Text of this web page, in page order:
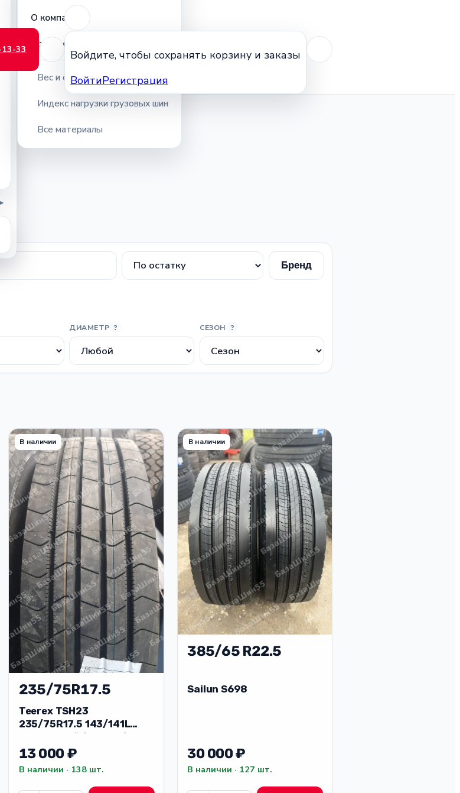
О компании
Полезное
Вес и объём грузовых шин
Индекс нагрузки грузовых шин
Все материалы
33
Войдите, чтобы сохранять корзину и заказы
ВойтиРегистрация
Бренд
ДИАМЕТР ? СЕЗОН ?
В наличии
235/75R17.5
Teerex TSH23
235/75R17.5 143/141L
20PR Китай (прицеп)
13 000 ₽
В наличии · 138 шт.
В наличии
385/65 R22.5
Sailun S698
30 000 ₽
В наличии · 127 шт.